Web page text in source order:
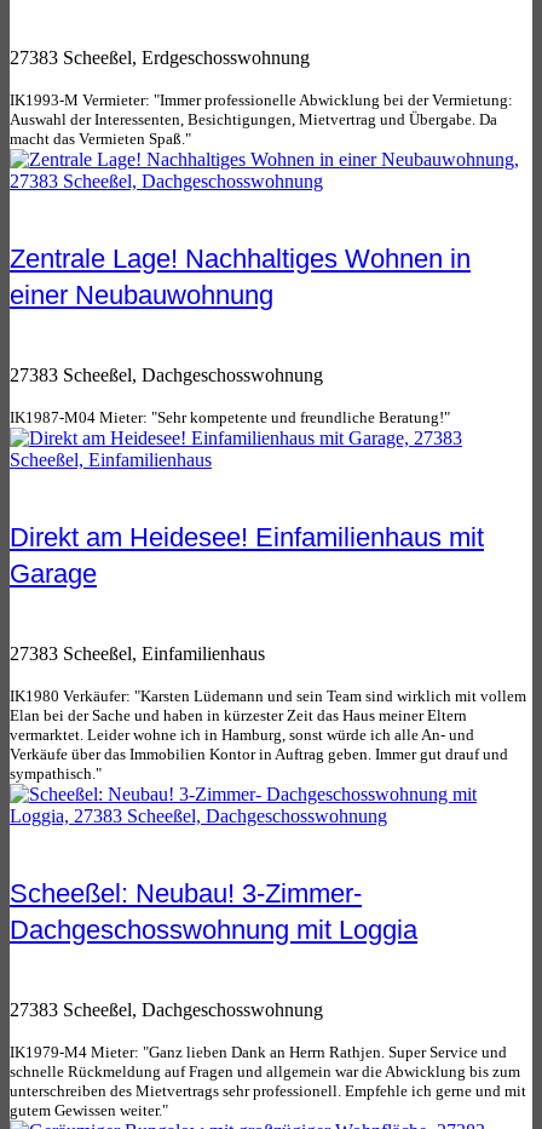
27383 Scheeßel, Erdgeschosswohnung
IK1993-M Vermieter: "Immer professionelle Abwicklung bei der Vermietung:
Auswahl der Interessenten, Besichtigungen, Mietvertrag und Übergabe. Da
macht das Vermieten Spaß."
Zentrale Lage! Nachhaltiges Wohnen in
einer Neubauwohnung
27383 Scheeßel, Dachgeschosswohnung
IK1987-M04 Mieter: "Sehr kompetente und freundliche Beratung!"
Direkt am Heidesee! Einfamilienhaus mit
Garage
27383 Scheeßel, Einfamilienhaus
IK1980 Verkäufer: "Karsten Lüdemann und sein Team sind wirklich mit vollem
Elan bei der Sache und haben in kürzester Zeit das Haus meiner Eltern
vermarktet. Leider wohne ich in Hamburg, sonst würde ich alle An- und
Verkäufe über das Immobilien Kontor in Auftrag geben. Immer gut drauf und
sympathisch."
Scheeßel: Neubau! 3-Zimmer-
Dachgeschosswohnung mit Loggia
27383 Scheeßel, Dachgeschosswohnung
IK1979-M4 Mieter: "Ganz lieben Dank an Herrn Rathjen. Super Service und
schnelle Rückmeldung auf Fragen und allgemein war die Abwicklung bis zum
unterschreiben des Mietvertrags sehr professionell. Empfehle ich gerne und mit
gutem Gewissen weiter."